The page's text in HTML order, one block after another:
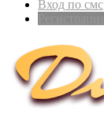
Вход по смс